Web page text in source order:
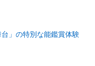
」の特別な能鑑賞体験